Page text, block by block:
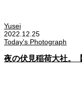
Yusei
2022.12.25
Today's Photograph
夜の伏見稲荷大社。